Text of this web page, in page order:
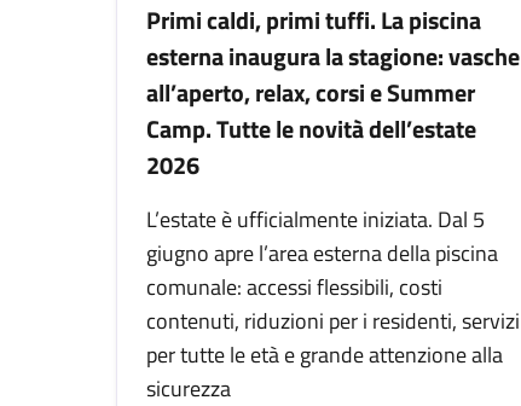
Primi caldi, primi tuffi. La piscina
esterna inaugura la stagione: vasche
all’aperto, relax, corsi e Summer
Camp. Tutte le novità dell’estate
2026
L’estate è ufficialmente iniziata. Dal 5
giugno apre l’area esterna della piscina
comunale: accessi flessibili, costi
contenuti, riduzioni per i residenti, servizi
per tutte le età e grande attenzione alla
sicurezza